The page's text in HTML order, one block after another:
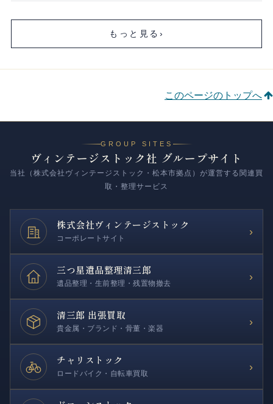
もっと見る ›
このページのトップへ
GROUP SITES
ヴィンテージストック社 グループサイト
当社（株式会社ヴィンテージストック・松本市拠点）が運営する関連買
取・整理サービス
株式会社ヴィンテージストック
コーポレートサイト
›
三つ星遺品整理清三郎
遺品整理・生前整理・残置物撤去
›
清三郎 出張買取
貴金属・ブランド・骨董・楽器
›
チャリストック
ロードバイク・自転車買取
›